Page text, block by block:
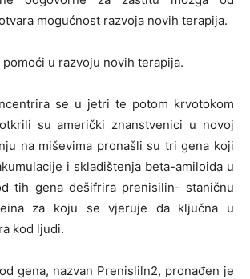
mogućnost razvoja novih terapija.
u razvoju novih terapija.
se u jetri te potom krvotokom
su američki znanstvenici u novoj
na miševima pronašli su tri gena koji
i skladištenja beta-amiloida u
tih gena dešifrira prenisilin- staničnu
za koju se vjeruje da ključna u
kod ljudi.
gena, nazvan Prenisliln2, pronađen je